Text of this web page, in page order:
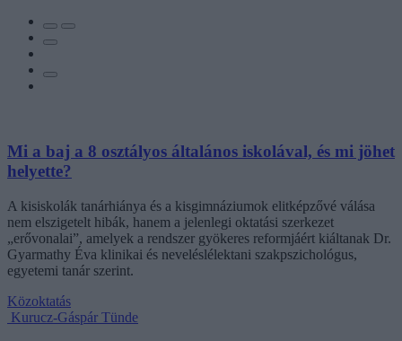
Mi a baj a 8 osztályos általános iskolával, és mi jöhet
helyette?
A kisiskolák tanárhiánya és a kisgimnáziumok elitképzővé válása
nem elszigetelt hibák, hanem a jelenlegi oktatási szerkezet
„erővonalai”, amelyek a rendszer gyökeres reformjáért kiáltanak Dr.
Gyarmathy Éva klinikai és neveléslélektani szakpszichológus,
egyetemi tanár szerint.
Közoktatás
Kurucz-Gáspár Tünde